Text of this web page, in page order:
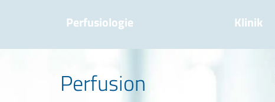
Perfusiologie Klinik
Perfusion